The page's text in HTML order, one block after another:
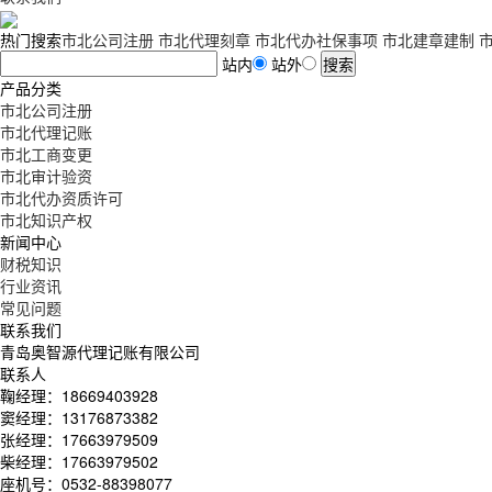
热门搜索市北公司注册 市北代理刻章 市北代办社保事项 市北建章建制
站内
站外
产品分类
市北公司注册
市北代理记账
市北工商变更
市北审计验资
市北代办资质许可
市北知识产权
新闻中心
财税知识
行业资讯
常见问题
联系我们
青岛奥智源代理记账有限公司
联系人
鞠经理：18669403928
窦经理：13176873382
张经理：17663979509
柴经理：17663979502
座机号：0532-88398077